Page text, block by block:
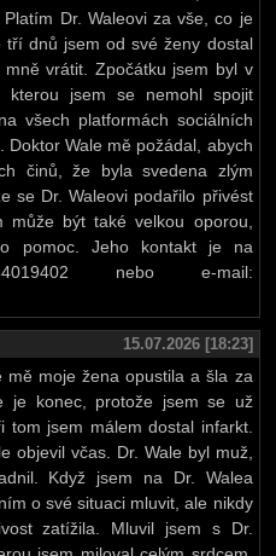
Dr. Waleovi za vše, co je
dnů jsem od své ženy dostal
vrátit. Zpočátku jsem byl v
jsem se nemohl spojit
všech platformách sociálních
Wale mě požádal, abych
činů, že byla svedena zlým
se Dr. Waleovi podařilo přivést
být také velkou oporou,
pomoc. Jeho kontakt je na
nebo e-mail:
15.07.2026 [18:23]
moje žena opustila a šla za
je konec, protože jsem se už
tom jsem málem dostal infarkt.
objevil včas. Dr. Wale byl muž,
Když jsem na Dr. Walea
o své situaci mluvit, ale nikdy
zatížila. Mluvil jsem s Dr.